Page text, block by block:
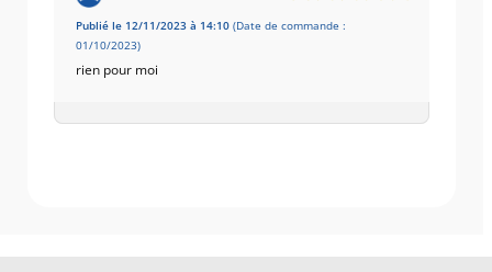
Publié le 12/11/2023 à 14:10 (Date de commande :
01/10/2023)
rien pour moi